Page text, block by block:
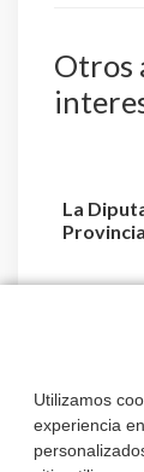
Utilizamos
experiencia
Otros
La
plazas
plazas